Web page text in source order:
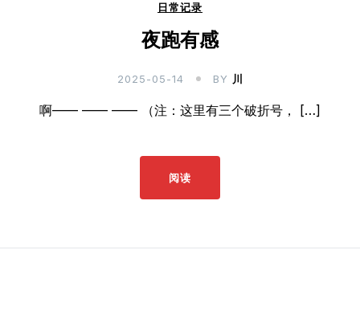
日常记录
夜跑有感
2025-05-14 BY 川
啊—— —— —— （注：这里有三个破折号， […]
阅读